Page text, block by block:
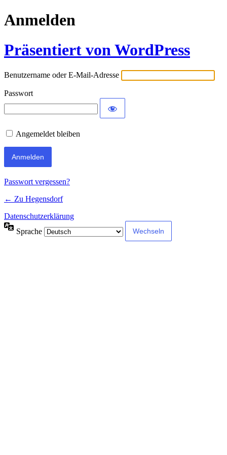
Anmelden
Präsentiert von WordPress
Benutzername oder E-Mail-Adresse
Passwort
Angemeldet bleiben
Passwort vergessen?
← Zu Hegensdorf
Datenschutzerklärung
Sprache